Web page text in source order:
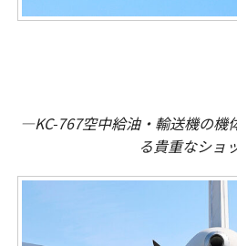
―KC-767空中給油・輸送機の機
る貴重なショ